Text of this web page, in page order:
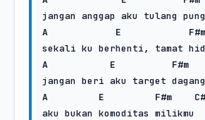
A
E F#m
A
E F#m
A
E F#m
aku bukan komoditas milikmu